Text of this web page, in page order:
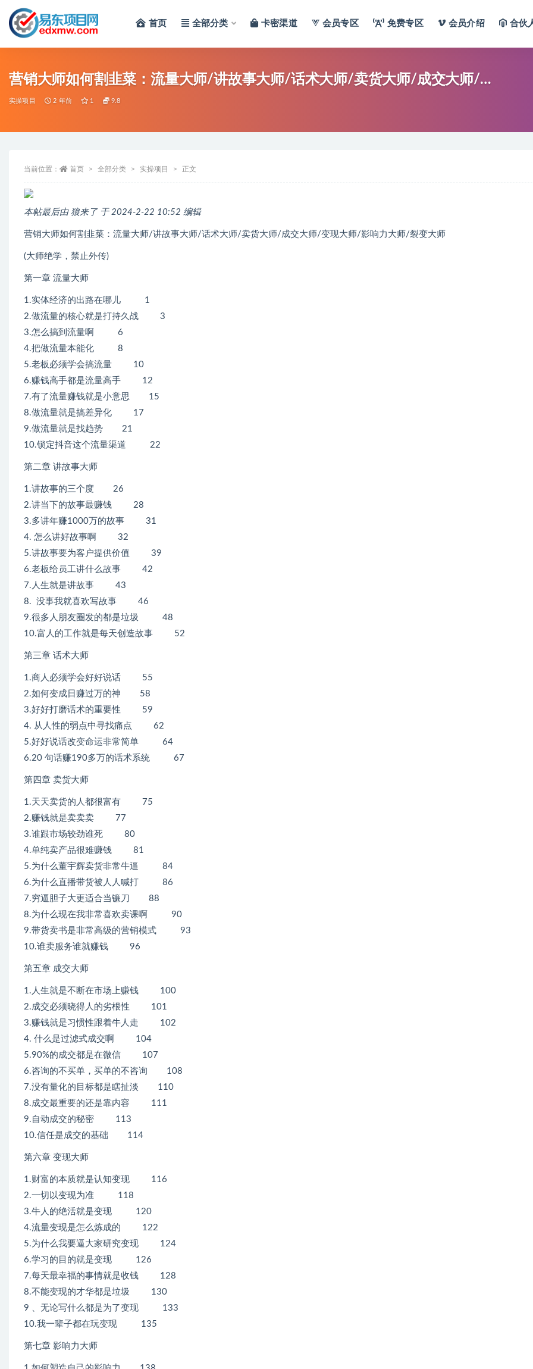
首页 全部分类 卡密渠道 会员专区 免费专区 会员介绍 合伙
营销大师如何割韭菜：流量大师/讲故事大师/话术大师/卖货大师/成交大师/…
实操项目 2 年前 1 9.8
当前位置： 首页 全部分类 实操项目 正文
本帖最后由 狼来了 于 2024-2-22 10:52 编辑
营销大师如何割韭菜：流量大师/讲故事大师/话术大师/卖货大师/成交大师/变现大师/影响力大师/裂变大师
(大师绝学，禁止外传)
第一章 流量大师
1.实体经济的出路在哪儿 1
2.做流量的核心就是打持久战 3
3.怎么搞到流量啊 6
4.把做流量本能化 8
5.老板必须学会搞流量 10
6.赚钱高手都是流量高手 12
7.有了流量赚钱就是小意思 15
8.做流量就是搞差异化 17
9.做流量就是找趋势 21
10.锁定抖音这个流量渠道 22
第二章 讲故事大师
1.讲故事的三个度 26
2.讲当下的故事最赚钱 28
3.多讲年赚1000万的故事 31
4. 怎么讲好故事啊 32
5.讲故事要为客户提供价值 39
6.老板给员工讲什么故事 42
7.人生就是讲故事 43
8. 没事我就喜欢写故事 46
9.很多人朋友圈发的都是垃圾 48
10.富人的工作就是每天创造故事 52
第三章 话术大师
1.商人必须学会好好说话 55
2.如何变成日赚过万的神 58
3.好好打磨话术的重要性 59
4. 从人性的弱点中寻找痛点 62
5.好好说话改变命运非常简单 64
6.20 句话赚190多万的话术系统 67
第四章 卖货大师
1.天天卖货的人都很富有 75
2.赚钱就是卖卖卖 77
3.谁跟市场较劲谁死 80
4.单纯卖产品很难赚钱 81
5.为什么董宇辉卖货非常牛逼 84
6.为什么直播带货被人人喊打 86
7.穷逼胆子大更适合当镰刀 88
8.为什么现在我非常喜欢卖课啊 90
9.带货卖书是非常高级的营销模式 93
10.谁卖服务谁就赚钱 96
第五章 成交大师
1.人生就是不断在市场上赚钱 100
2.成交必须晓得人的劣根性 101
3.赚钱就是习惯性跟着牛人走 102
4. 什么是过滤式成交啊 104
5.90%的成交都是在微信 107
6.咨询的不买单，买单的不咨询 108
7.没有量化的目标都是瞎扯淡 110
8.成交最重要的还是靠内容 111
9.自动成交的秘密 113
10.信任是成交的基础 114
第六章 变现大师
1.财富的本质就是认知变现 116
2.一切以变现为准 118
3.牛人的绝活就是变现 120
4.流量变现是怎么炼成的 122
5.为什么我要逼大家研究变现 124
6.学习的目的就是变现 126
7.每天最幸福的事情就是收钱 128
8.不能变现的才华都是垃圾 130
9 、无论写什么都是为了变现 133
10.我一辈子都在玩变现 135
第七章 影响力大师